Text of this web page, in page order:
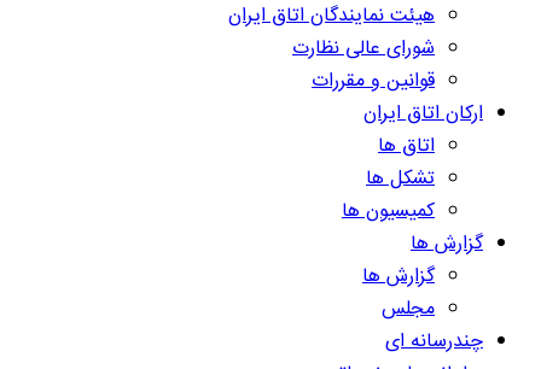
هیئت نمایندگان اتاق ایران
شورای عالی نظارت
قوانین و مقررات
ارکان اتاق ایران
اتاق ها
تشکل ها
کمیسیون ها
گزارش ها
گزارش ها
مجلس
چندرسانه ای